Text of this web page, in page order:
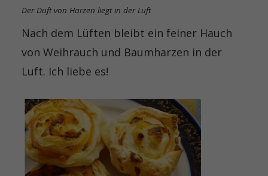
Der Duft von Harzen liegt in der Luft
Nach dem Lüften bleibt ein feiner Hauch
von Weihrauch und Baumharzen in der
Luft. Ich liebe es!